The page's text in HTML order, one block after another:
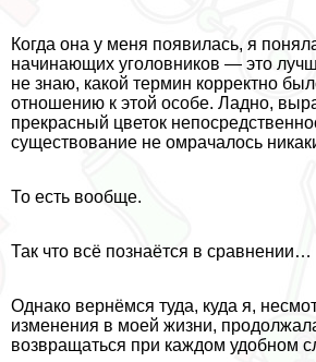
Когда она у меня появилась, я
начинающих уголовников — это
не знаю, какой термин корректно
отношению к этой особе. Ладно,
прекрасный цветок
существование не омрачалось
То есть вообще.
Так что всё познаётся в сравнении…
Однако вернёмся туда, куда я,
изменения в моей жизни,
возвращаться при каждом удобном